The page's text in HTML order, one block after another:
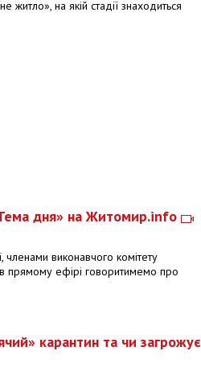
житло», на якій стадії знаходиться
дня» на Житомир.info
виконавчого комітету
прямому ефірі говоритимемо про
карантин та чи загрожує